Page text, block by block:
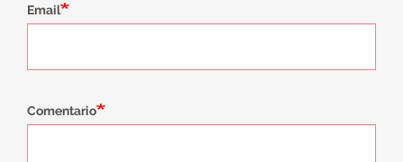
Email
Comentario